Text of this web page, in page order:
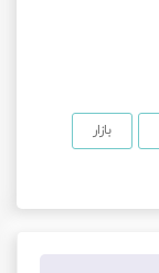
بازار